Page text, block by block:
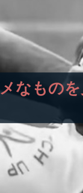
なもの